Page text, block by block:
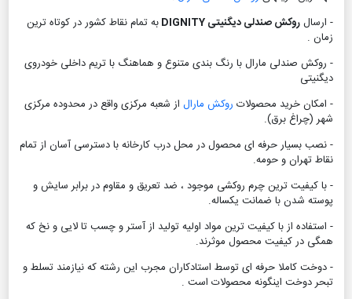
- ارسالروکش صندلی دیگنیتی DIGNITY
به تمام نقاط کشور در کوتاه ترین
زمان .
- روکش صندلی مارال با رنگ بندی متنوع و هماهنگ با تریم داخلی خودروی
دیگنیتی
- امکان خرید محصولات روکش مارال از شعبه مرکزی واقع در محدوده مرکزی
شهر (چراغ برق).
- نصب بسیار حرفه ای محصول در محل درب کارخانه با دسترسی آسان از تمام
نقاط تهران و حومه.
- با کیفیت ترین چرم روکشی موجود ، ضد تعریق و مقاوم در برابر سایش و
پوسته شدن با ضمانت یکساله.
- استفاده از با کیفیت ترین مواد اولیه تولید از آستر و چسب تا لایی و نخ که
همگی در کیفیت محصول موثرند.
- دوخت کاملا حرفه ای توسط استادکاران مجرب این رشته که نیازمند تسلط و
تبحر دوخت اینگونه محصولات است .